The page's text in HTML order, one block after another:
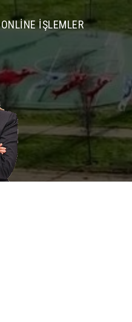
ONLINE İŞLEMLER